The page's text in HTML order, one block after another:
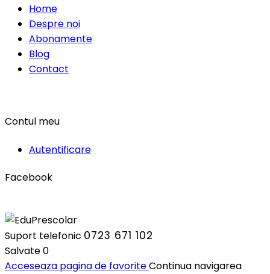
Home
Despre noi
Abonamente
Blog
Contact
Contul meu
Autentificare
Facebook
Suport telefonic 0723 671 102
Salvate0
Acceseaza pagina de favoriteContinua navigarea